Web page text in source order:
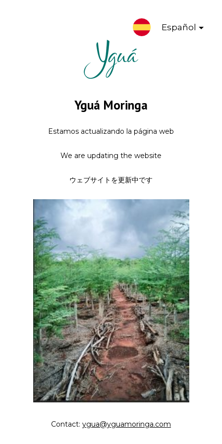
Español
Yguá Moringa
Estamos actualizando la página web
We are updating the website
ウェブサイトを更新中です
Contact: ygua@yguamoringa.com